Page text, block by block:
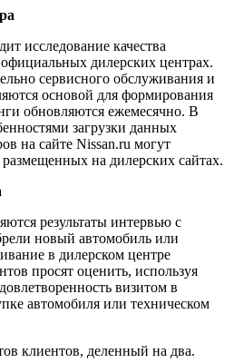
исследование качества
дилерских центрах.
сервисного обслуживания и
основой для формирования
обновляются ежемесячно. В
загрузки данных
на сайте Nissan.ru могут
размещенных на дилерских сайтах.
результаты интервью с
новый автомобиль или
в дилерском центре
просят оценить, используя
визитом в
автомобиля или техническом
клиентов, деленный на два.